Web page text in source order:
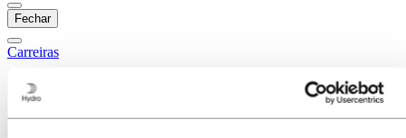
Fechar
Carreiras
A vida na Hydro